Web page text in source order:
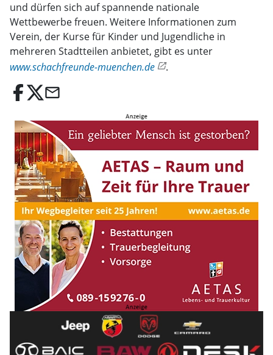
und dürfen sich auf spannende nationale
Wettbewerbe freuen. Weitere Informationen zum
Verein, der Kurse für Kinder und Jugendliche in
mehreren Stadtteilen anbietet, gibt es unter
www.schachfreunde-muenchen.de
.
email